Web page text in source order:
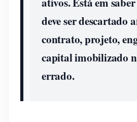
deve ser descartado
contrato, projeto,
capital imobilizado
errado.